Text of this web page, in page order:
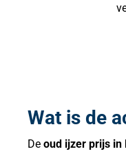
Wat is de
De oud ijzer prijs in